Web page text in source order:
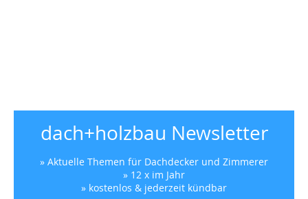
dach+holzbau Newsletter
» Aktuelle Themen für Dachdecker und Zimmerer
» 12 x im Jahr
» kostenlos & jederzeit kündbar